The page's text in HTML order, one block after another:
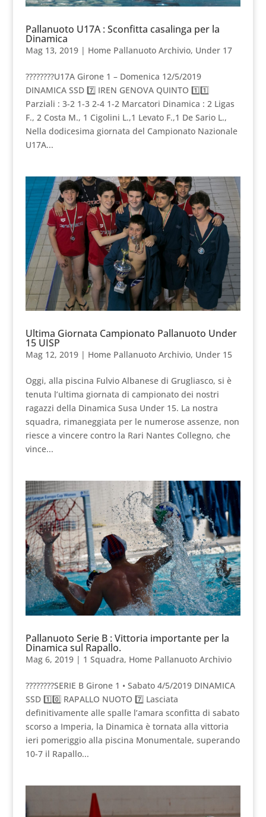
Pallanuoto U17A : Sconfitta casalinga per la
Dinamica
Mag 13, 2019| Home Pallanuoto Archivio, Under 17
????????U17A Girone 1 – Domenica 12/5/2019
DINAMICA SSD 7️⃣ IREN GENOVA QUINTO 1️⃣1️⃣
Parziali : 3-2 1-3 2-4 1-2 Marcatori Dinamica : 2 Ligas
F., 2 Costa M., 1 Cigolini L.,1 Levato F.,1 De Sario L.,
Nella dodicesima giornata del Campionato Nazionale
U17A...
Ultima Giornata Campionato Pallanuoto Under
15 UISP
Mag 12, 2019| Home Pallanuoto Archivio, Under 15
Oggi, alla piscina Fulvio Albanese di Grugliasco, si è
tenuta l’ultima giornata di campionato dei nostri
ragazzi della Dinamica Susa Under 15. La nostra
squadra, rimaneggiata per le numerose assenze, non
riesce a vincere contro la Rari Nantes Collegno, che
vince...
Pallanuoto Serie B : Vittoria importante per la
Dinamica sul Rapallo.
Mag 6, 2019| 1 Squadra, Home Pallanuoto Archivio
????????SERIE B Girone 1 • Sabato 4/5/2019 DINAMICA
SSD 1️⃣0️⃣ RAPALLO NUOTO 7️⃣ Lasciata
definitivamente alle spalle l’amara sconfitta di sabato
scorso a Imperia, la Dinamica è tornata alla vittoria
ieri pomeriggio alla piscina Monumentale, superando
10-7 il Rapallo...